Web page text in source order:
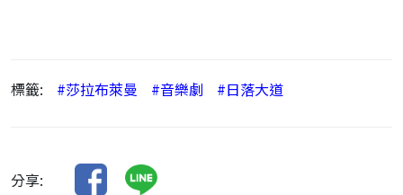
標籤: #莎拉布萊曼 #音樂劇 #日落大道
分享: